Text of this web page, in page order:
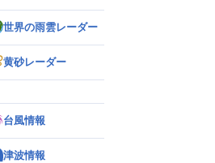
世界の雨雲レーダー
黄砂レーダー
台風情報
津波情報